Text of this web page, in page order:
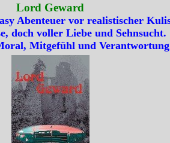
Lord Geward
Abenteuer vor realistischer
doch voller Liebe und Sehnsucht.
Mitgefühl und